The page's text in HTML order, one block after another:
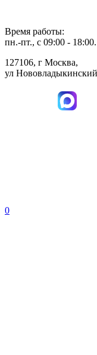
Время работы:
пн.-пт., с 09:00 - 18:00.
127106, г Москва,
ул
0